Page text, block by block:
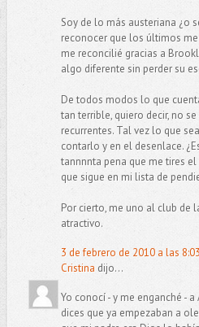
Soy de lo más austeriana ¿o
reconocer que los últimos
me reconcilié gracias a
algo diferente sin perder su
De todos modos lo que
tan terrible, quiero decir, no
recurrentes. Tal vez lo que
contarlo y en el desenlace.
tannnnta pena que me tires
que sigue en mi lista de
Por cierto, me uno al club de
atractivo.
3 de febrero de 2010 a las 8:03
Cristina dijo...
Yo conocí - y me enganché -
dices que ya empezaban a